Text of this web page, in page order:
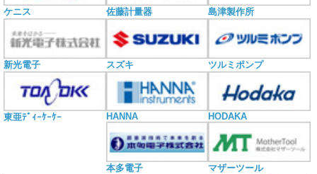
ケニス 佐藤計量器 島津製作所
新光電子 スズキ ツルミポンプ
東亜ﾃﾞｨｰｹｰｹｰ HANNA HODAKA
本多電子 マザーツール